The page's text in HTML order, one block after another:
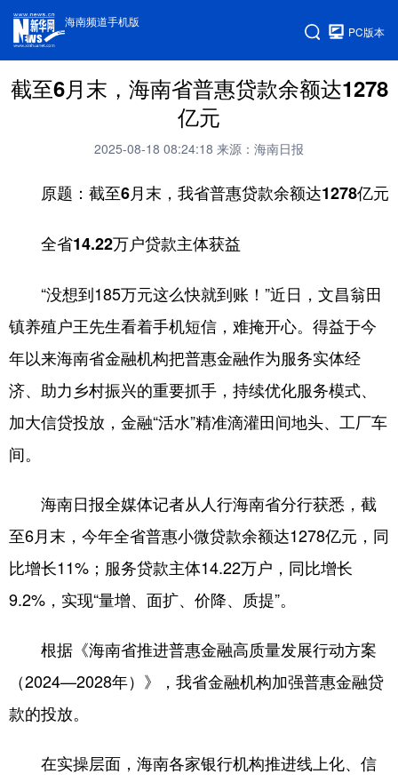
海南频道手机版
PC版本
截至6月末，海南省普惠贷款余额达1278
亿元
2025-08-18 08:24:18 来源：海南日报
原题：截至6月末，我省普惠贷款余额达1278亿元
全省14.22万户贷款主体获益
“没想到185万元这么快就到账！”近日，文昌翁田
镇养殖户王先生看着手机短信，难掩开心。得益于今
年以来海南省金融机构把普惠金融作为服务实体经
济、助力乡村振兴的重要抓手，持续优化服务模式、
加大信贷投放，金融“活水”精准滴灌田间地头、工厂车
间。
海南日报全媒体记者从人行海南省分行获悉，截
至6月末，今年全省普惠小微贷款余额达1278亿元，同
比增长11%；服务贷款主体14.22万户，同比增长
9.2%，实现“量增、面扩、价降、质提”。
根据《海南省推进普惠金融高质量发展行动方案
（2024—2028年）》，我省金融机构加强普惠金融贷
款的投放。
在实操层面，海南各家银行机构推进线上化、信